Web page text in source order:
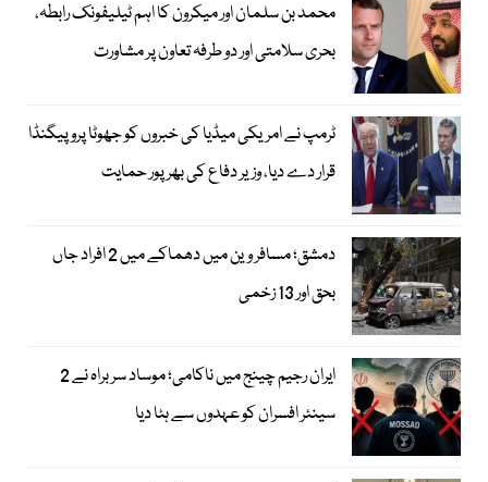
محمد بن سلمان اور میکرون کا اہم ٹیلیفونک رابطہ،
بحری سلامتی اور دو طرفہ تعاون پر مشاورت
ٹرمپ نے امریکی میڈیا کی خبروں کو جھوٹا پروپیگنڈا
قرار دے دیا، وزیر دفاع کی بھرپور حمایت
دمشق؛ مسافر وین میں دھماکے میں 2 افراد جاں
بحق اور 13 زخمی
ایران رجیم چینج میں ناکامی؛ موساد سربراہ نے 2
سینئر افسران کو عہدوں سے ہٹا دیا